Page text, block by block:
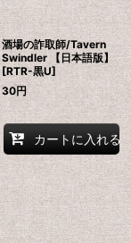
酒場の詐取師/Tavern
Swindler 【日本語版】
[RTR-黒U]
30円
カートに入れる